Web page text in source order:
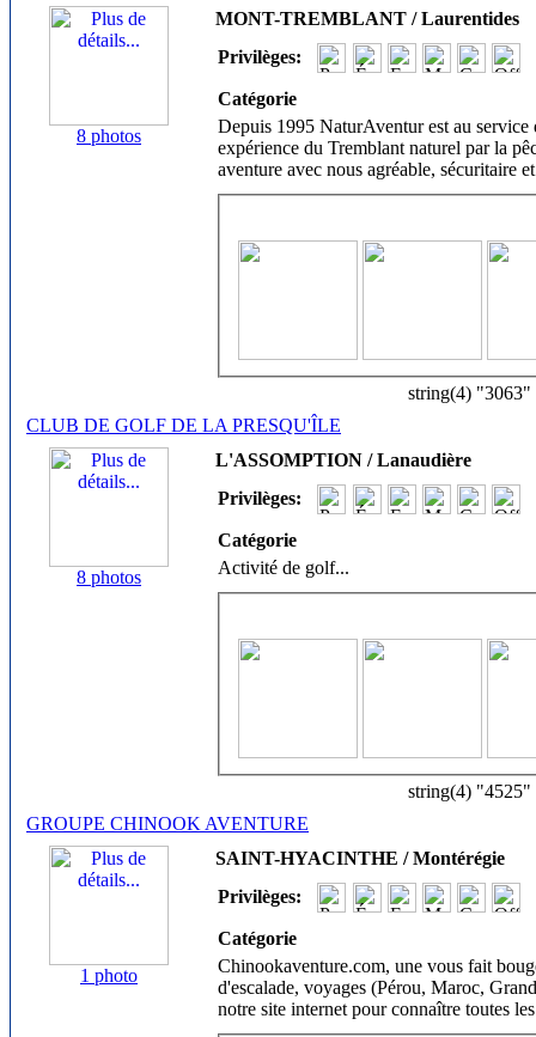
8 photos
MONT-TREMBLANT / Laurentides
Privilèges:
Catégorie
Depuis 1995 NaturAventur est au
expérience du Tremblant naturel par la
aventure avec nous agréable, sécuritaire
string(4) "3063"
CLUB DE GOLF DE LA PRESQU'ÎLE
8 photos
L'ASSOMPTION / Lanaudière
Privilèges:
Catégorie
Activité de golf...
string(4) "4525"
GROUPE CHINOOK AVENTURE
1 photo
SAINT-HYACINTHE / Montérégie
Privilèges:
Catégorie
Chinookaventure.com, une vous fait
d'escalade, voyages (Pérou, Maroc,
notre site internet pour connaître toutes